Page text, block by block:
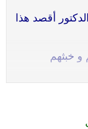
أقصد هذا
و خبثهم